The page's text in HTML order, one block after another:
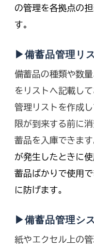
の管理を各拠点の
す。
▶備蓄品管理リ
備蓄品の種類や数
をリストへ記載し
管理リストを作成
限が到来する前に
蓄品を入庫できます
が発生したときに
蓄品ばかりで使用
に防げます。
▶備蓄品管理シ
紙やエクセル上の